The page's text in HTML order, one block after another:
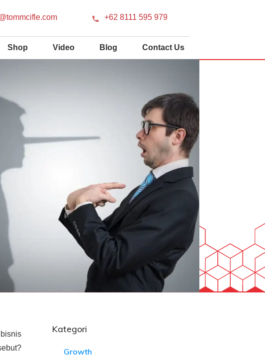
+62 8111 595 979
Shop Video Blog Contact Us
Kategori
Growth